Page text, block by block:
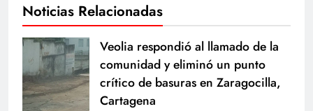
Noticias Relacionadas
Veolia respondió al llamado de la
comunidad y eliminó un punto
crítico de basuras en Zaragocilla,
Cartagena